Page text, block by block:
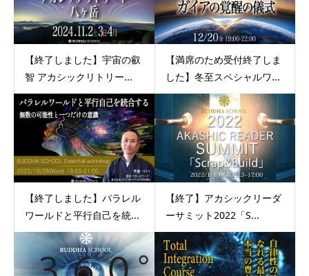
【終了しました】宇宙の叡
智 アカシックリトリー...
【満席のため受付終了しま
した】冬至スペシャルワ...
【終了しました】パラレル
ワールドと平行自己を統...
【終了】アカシックリーダ
ーサミット2022「S...